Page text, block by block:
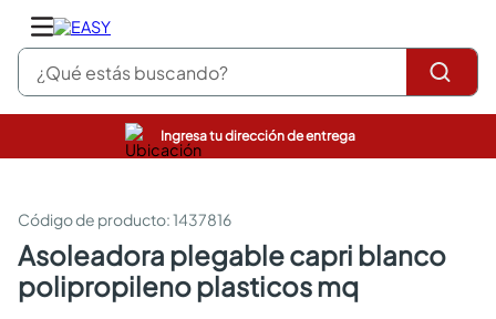
¿Qué estás buscando?
Ingresa tu dirección de entrega
:1437816
asoleadora plegable capri blanco
polipropileno plasticos mq
pinturas
sanitarios
comedor
escritorio